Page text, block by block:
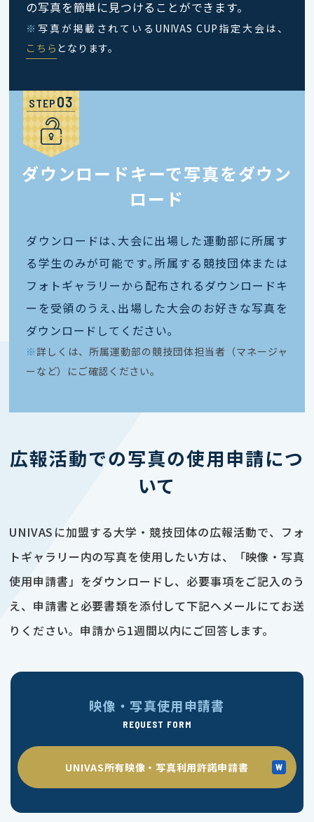
の写真を簡単に見つけることができます。
※ 写真が掲載されているUNIVAS CUP指定大会は、
こちら となります。
STEP
ダウンロードキーで写真をダウン
ロード
ダウンロードは､大会に出場した運動部に所属す
る学生のみが可能です｡所属する競技団体または
フォトギャラリーから配布されるダウンロードキ
ーを受領のうえ､出場した大会のお好きな写真を
ダウンロードしてください｡
※ 詳しくは、所属運動部の競技団体担当者（マネージャ
ーなど）にご確認ください。
広報活動での写真の使用申請につ
いて
UNIVASに加盟する大学・競技団体の広報活動で、フォ
トギャラリー内の写真を使用したい方は、「映像・写真
使用申請書」をダウンロードし、必要事項をご記入のう
え、申請書と必要書類を添付して下記へメールにてお送
りください。申請から1週間以内にご回答します。
映像・写真使用申請書
REQUEST FORM
UNIVAS所有映像・写真利用許諾申請書